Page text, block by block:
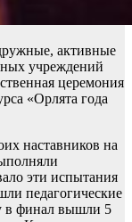
активные
учреждений
церемония
«Орлята года
наставников на
эти испытания
педагогические
в финал вышли 5